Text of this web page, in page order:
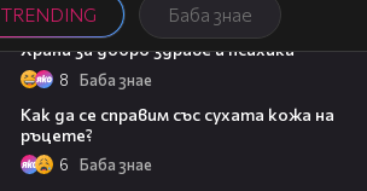
TRENDING Баба знае
Храни за добро здраве и психика
8 Баба знае
Как да се справим със сухата кожа на
ръцете?
6 Баба знае